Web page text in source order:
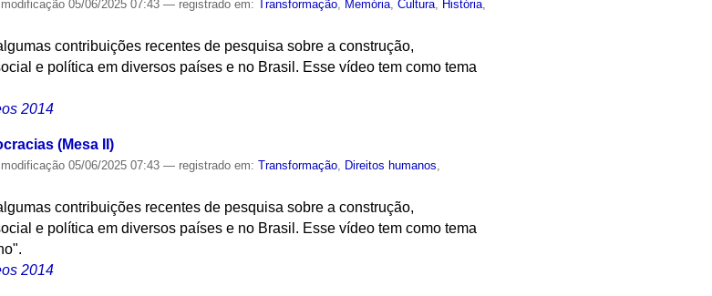
05/06/2025 07:43— registrado em:Transformação Memória ,Cultura História
contribuições recentes de pesquisa sobre a construção,
e política em diversos países e no Brasil. Esse vídeo tem como tema
2014
(Mesa II)
05/06/2025 07:43— registrado em:Transformação Direitos humanos
contribuições recentes de pesquisa sobre a construção,
e política em diversos países e no Brasil. Esse vídeo tem como tema
2014